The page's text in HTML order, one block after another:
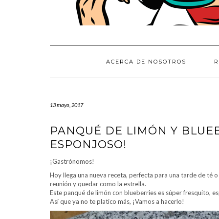
ACERCA DE NOSOTROS
13 mayo, 2017
PANQUÉ DE LIMÓN Y
ESPONJOSO!
¡Gastrónomos!
Hoy llega una nueva receta, perfecta para una tarde de té
reunión y quedar como la estrella.
Este panqué de limón con blueberries es súper fresquito,
Así que ya no te platico más, ¡Vamos a hacerlo!